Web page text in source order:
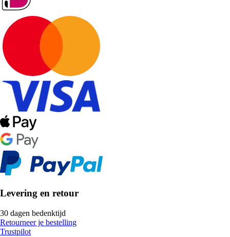
Levering en retour
30 dagen bedenktijd
Retourneer je bestelling
Trustpilot